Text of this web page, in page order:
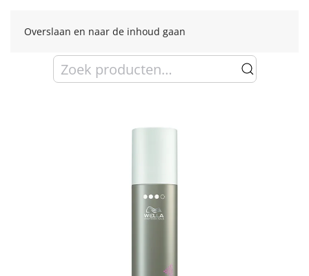
Overslaan en naar de inhoud gaan
Zoeken
naar: